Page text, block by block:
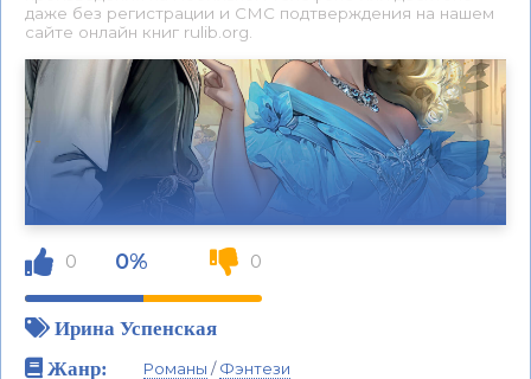
даже без регистрации и СМС подтверждения на нашем
сайте онлайн книг rulib.org.
0 0% 0
Ирина Успенская
Жанр:
Романы /Фэнтези